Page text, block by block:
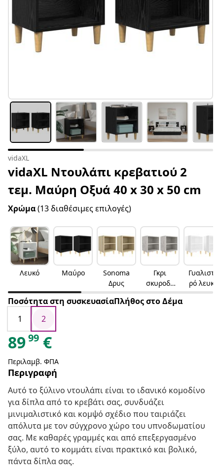
vidaXL
vidaXL Ντουλάπι κρεβατιού 2
τεμ. Μαύρη Οξυά 40 x 30 x 50 cm
Χρώμα(13 διαθέσιμες επιλογές)
Λευκό Μαύρο
Sonoma
Δρυς
Γκρι
σκυροδέ
ματος
Γυαλιστε
ρό λευκό
Ποσότητα στη συσκευασίαΠλήθος στο Δέμα
1
2
8999 €
Περιλαμβ. ΦΠΑ
Περιγραφή
Αυτό το ξύλινο ντουλάπι είναι το ιδανικό κομοδίνο
για δίπλα από το κρεβάτι σας, συνδυάζει
μινιμαλιστικό και κομψό σχέδιο που ταιριάζει
απόλυτα με τον σύγχρονο χώρο του υπνοδωματίου
σας. Με καθαρές γραμμές και από επεξεργασμένο
ξύλο, αυτό το κομμάτι είναι πρακτικό και βολικό,
πάντα δίπλα σας.